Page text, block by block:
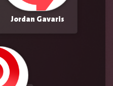
Jordan Gavaris